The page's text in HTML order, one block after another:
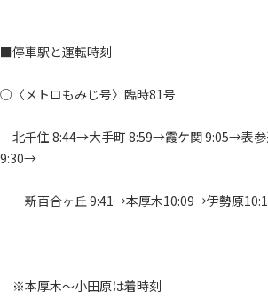
■停車駅と運転時刻
○〈メトロもみじ号〉臨時81号
北千住 8:44→大手町 8:59→霞ケ関 9:05→表
9:30→
新百合ヶ丘 9:41→本厚木10:09→伊勢原
※本厚木～小田原は着時刻